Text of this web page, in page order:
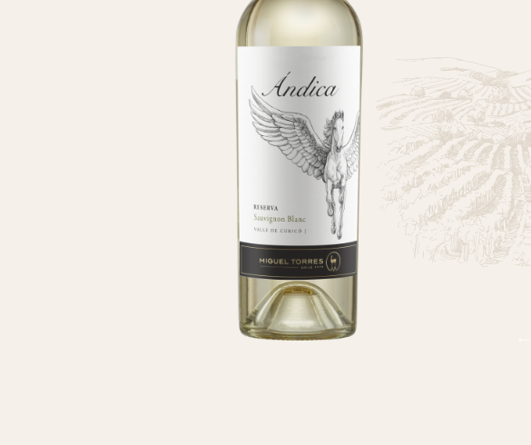
2024 MUNDUS VINI-Best of Show Chile White